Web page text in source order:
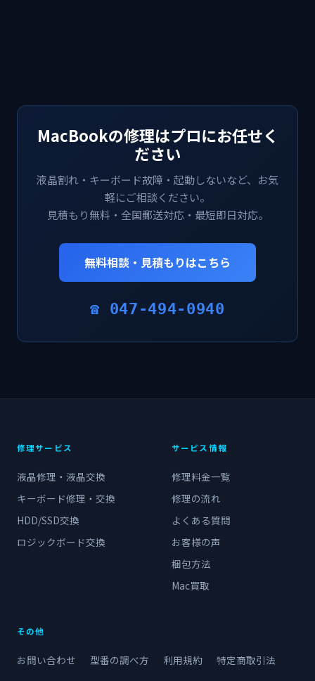
MacBookの修理はプロにお任せく
ださい
液晶割れ・キーボード故障・起動しないなど、お気
軽にご相談ください。
見積もり無料・全国郵送対応・最短即日対応。
無料相談・見積もりはこちら
☎ 047-494-0940
修理サービス
液晶修理・液晶交換
キーボード修理・交換
HDD/SSD交換
ロジックボード交換
サービス情報
修理料金一覧
修理の流れ
よくある質問
お客様の声
梱包方法
Mac買取
その他
お問い合わせ 型番の調べ方 利用規約 特定商取引法